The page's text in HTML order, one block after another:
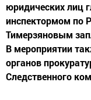
юридических лиц
инспектормом по
Тимерзяновым
В мероприятии
органов
Следственного